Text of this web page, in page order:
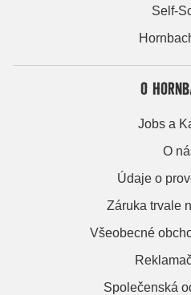
Self-
O
Jobs a
O
Údaje o
Záruka trvale
Všeobecné
Společenská